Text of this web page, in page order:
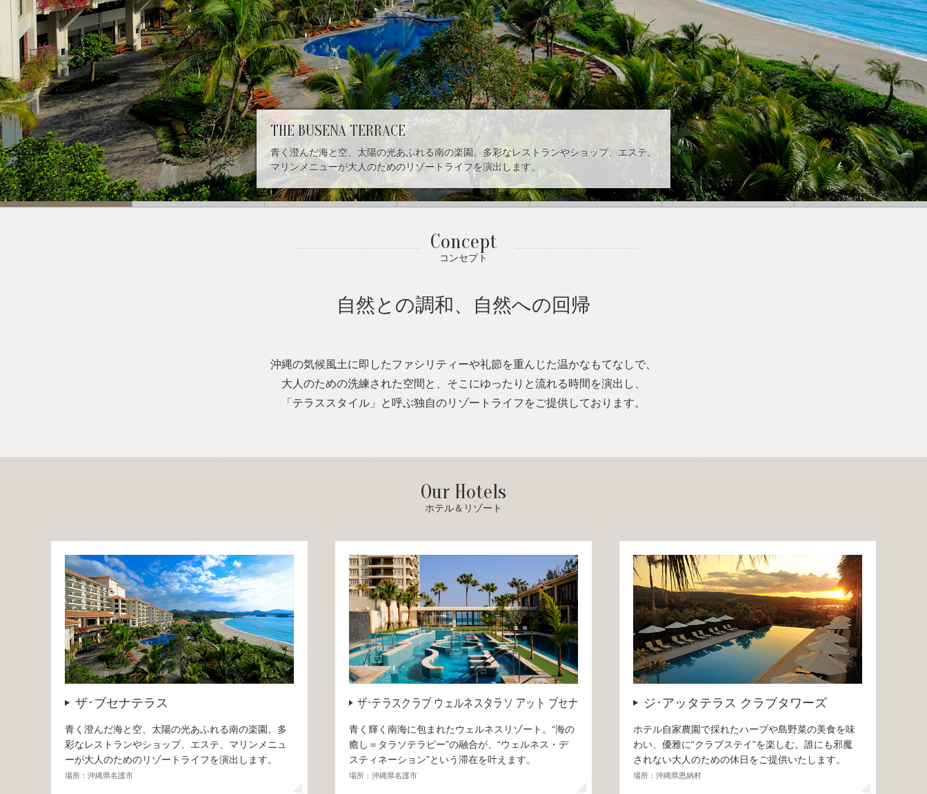
prev next
THE BUSENA TERRACE
青く澄んだ海と空、太陽の光あふれる南の楽園。多彩なレストランやショップ、エステ、
マリンメニューが大人のためのリゾートライフを演出します。
1 2 3 4 5 6
Concept
コンセプト
自然との調和、 自然への回帰
沖縄の気候風土に即したファシリティーや礼節を重んじた温かなもてなしで、
大人のための洗練された空間と、そこにゆったりと流れる時間を演出し、
「テラススタイル」と呼ぶ独自のリゾートライフをご提供しております。
Our Hotels
ホテル＆リゾート
ザ･ブセナテラス
青く澄んだ海と空、太陽の光あふれる南の楽園。多
彩なレストランやショップ、エステ、マリンメニュ
ーが大人のためのリゾートライフを演出します。
場所：沖縄県名護市
ザ･テラスクラブ ウェルネスタラソ アット ブセナ
青く輝く南海に包まれたウェルネスリゾート。“海の
癒し＝タラソテラピー”の融合が、“ウェルネス・デ
スティネーション”という滞在を叶えます。
場所：沖縄県名護市
ジ･アッタテラス クラブタワーズ
ホテル自家農園で採れたハーブや島野菜の美食を味
わい、優雅に“クラブステイ”を楽しむ。誰にも邪魔
されない大人のための休日をご提供いたします。
場所：沖縄県恩納村